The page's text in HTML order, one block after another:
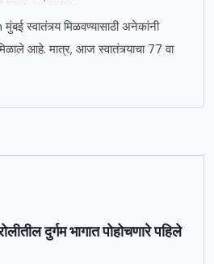
स्वातंत्र्य मिळवण्यासाठी अनेकांनी
आहे. मात्र, आज स्वातंत्र्याचा 77 वा
दुर्गम भागात पोहोचणारे पहिले